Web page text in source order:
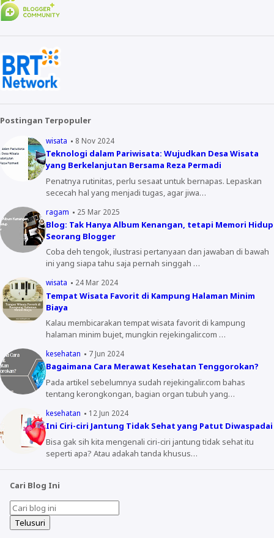
Postingan Terpopuler
wisata 8 Nov 2024
Teknologi dalam Pariwisata: Wujudkan Desa Wisata
yang Berkelanjutan Bersama Reza Permadi
Penatnya rutinitas, perlu sesaat untuk bernapas. Lepaskan
sececah hal yang menjadi tugas, agar jiwa…
ragam 25 Mar 2025
Blog: Tak Hanya Album Kenangan, tetapi Memori Hidup
Seorang Blogger
Coba deh tengok, ilustrasi pertanyaan dan jawaban di bawah
ini yang siapa tahu saja pernah singgah …
wisata 24 Mar 2024
Tempat Wisata Favorit di Kampung Halaman Minim
Biaya
Kalau membicarakan tempat wisata favorit di kampung
halaman minim bujet, mungkin rejekingalir.com …
kesehatan 7 Jun 2024
Bagaimana Cara Merawat Kesehatan Tenggorokan?
Pada artikel sebelumnya sudah rejekingalir.com bahas
tentang kerongkongan, bagian organ tubuh yang…
kesehatan 12 Jun 2024
Ini Ciri-ciri Jantung Tidak Sehat yang Patut Diwaspadai
Bisa gak sih kita mengenali ciri-ciri jantung tidak sehat itu
seperti apa? Atau adakah tanda khusus…
Cari Blog Ini